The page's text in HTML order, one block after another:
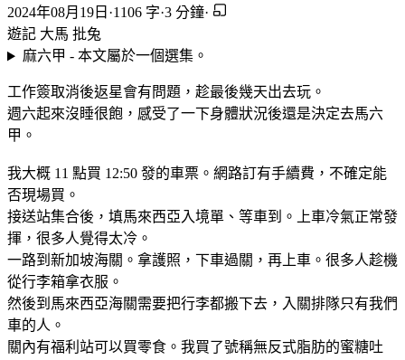
2024年08月19日 ·1106 字·3 分鐘·
遊記 大馬 批兔
麻六甲 - 本文屬於一個選集。
工作簽取消後返星會有問題，趁最後幾天出去玩。
週六起來沒睡很飽，感受了一下身體狀況後還是決定去馬六
甲。
我大概 11 點買 12:50 發的車票。網路訂有手續費，不確定能
否現場買。
接送站集合後，填馬來西亞入境單、等車到。上車冷氣正常發
揮，很多人覺得太冷。
一路到新加坡海關。拿護照，下車過關，再上車。很多人趁機
從行李箱拿衣服。
然後到馬來西亞海關需要把行李都搬下去，入關排隊只有我們
車的人。
關內有福利站可以買零食。我買了號稱無反式脂肪的蜜糖吐